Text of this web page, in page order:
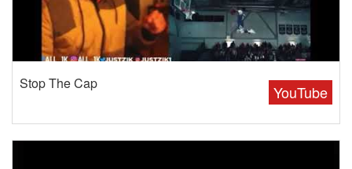
YouTube
Stop The Cap